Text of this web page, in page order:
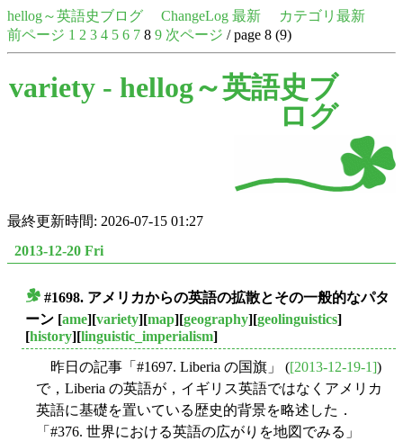
hellog～英語史ブログ ChangeLog 最新
カテゴリ最新
前ページ 1 2 3 4 5 6 7 8 9 次ページ / page 8 (9)
variety - hellog～英語史ブ
ログ
最終更新時間: 2026-07-15 01:27
2013-12-20 Fri
#1698. アメリカからの英語の拡散とその一般的なパタ
ーン [ame][variety][map][geography][geolinguistics]
[history][linguistic_imperialism]
昨日の記事「#1697. Liberia の国旗」 ([2013-12-19-1])
で，Liberia の英語が，イギリス英語ではなくアメリカ
英語に基礎を置いている歴史的背景を略述した．
「#376. 世界における英語の広がりを地図でみる」